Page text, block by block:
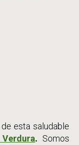
esta saludable
. Somos